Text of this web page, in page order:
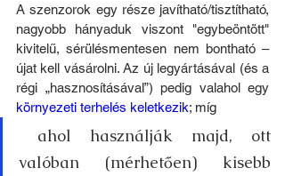
A szenzorok egy része javítható/tisztítható,
nagyobb hányaduk viszont "egybeöntött"
kivitelű, sérülésmentesen nem bontható –
újat kell vásárolni. Az új legyártásával (és a
környezeti terhelés keletkezik; míg
valóban (mérhetően) kisebb